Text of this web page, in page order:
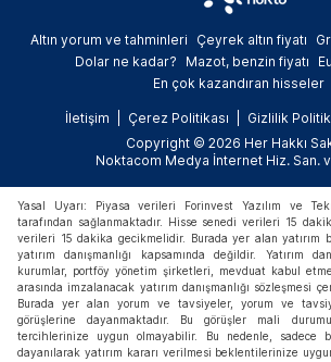
Altın yorum ve tahminleri Çeyrek altın fiyatı
Dolar ne kadar?
Mazot, benzin fiyatı
En çok kazandıran hisseler
İletişim Çerez Politikası Gizlilik
Copyright © 2026 Her Hakkı
Noktacom Medya İnternet Hiz. San.
Yasal Uyarı: Piyasa verileri Forinvest Yazılım ve
tarafından sağlanmaktadır. Hisse senedi verileri 15
verileri 15 dakika gecikmelidir. Burada yer alan yatırım
yatırım danışmanlığı kapsamında değildir. Yatırım
kurumlar, portföy yönetim şirketleri, mevduat kabul
arasında imzalanacak yatırım danışmanlığı sözleşmesi
Burada yer alan yorum ve tavsiyeler, yorum ve
görüşlerine dayanmaktadır. Bu görüşler mali
tercihlerinize uygun olmayabilir. Bu nedenle, sadece
dayanılarak yatırım kararı verilmesi beklentilerinize